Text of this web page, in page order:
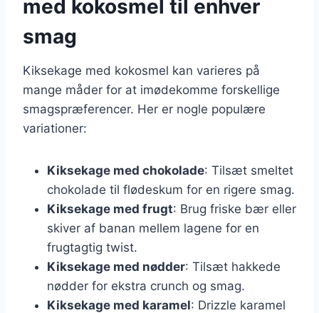
med kokosmel til enhver
smag
Kiksekage med kokosmel kan varieres på
mange måder for at imødekomme forskellige
smagspræferencer. Her er nogle populære
variationer:
Kiksekage med chokolade: Tilsæt smeltet
chokolade til flødeskum for en rigere smag.
Kiksekage med frugt: Brug friske bær eller
skiver af banan mellem lagene for en
frugtagtig twist.
Kiksekage med nødder: Tilsæt hakkede
nødder for ekstra crunch og smag.
Kiksekage med karamel: Drizzle karamel